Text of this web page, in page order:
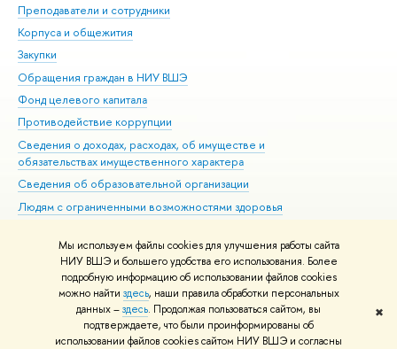
Мы используем файлы cookies для улучшения работы сайта
НИУ ВШЭ и большего удобства его использования. Более
подробную информацию об использовании файлов cookies
можно найти здесь, наши правила обработки персональных
данных –здесь. Продолжая пользоваться сайтом, вы
подтверждаете, что были проинформированы об
использовании файлов cookies сайтом НИУ ВШЭ и согласны
✖
Преподаватели и сотрудники
Корпуса и общежития
Закупки
Обращения граждан в НИУ ВШЭ
Фонд целевого капитала
Противодействие коррупции
Сведения о доходах, расходах, об имуществе и
обязательствах имущественного характера
Сведения об образовательной организации
Людям с ограниченными возможностями здоровья
Работа в Вышке
© НИУ ВШЭ 1993–2026 Адреса и контакты Условия использования